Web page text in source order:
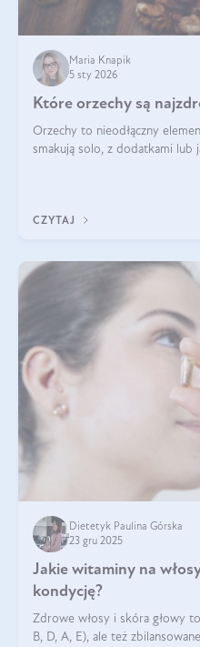
Maria Knapik
5 sty 2026
Które orzechy są
Orzechy to nieodłączny
smakują solo, z dodatkami lub
CZYTAJ
Dietetyk Paulina Górska
23 gru 2025
Jakie witaminy na
kondycję?
Zdrowe włosy i skóra głowy
B, D, A, E), ale też